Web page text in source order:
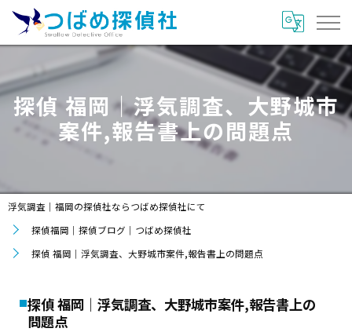
探偵 福岡｜浮気調査、大野城市
案件,報告書上の問題点
浮気調査｜福岡の探偵社ならつばめ探偵社にて
探偵福岡｜探偵ブログ｜つばめ探偵社
探偵 福岡｜浮気調査、大野城市案件,報告書上の問題点
探偵 福岡｜浮気調査、大野城市案件,報告書上の
問題点